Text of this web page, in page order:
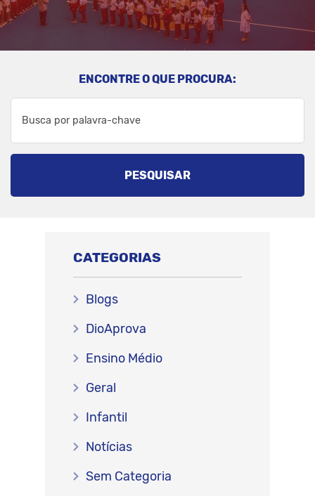
ENCONTRE O QUE PROCURA:
PESQUISAR
CATEGORIAS
Blogs
DioAprova
Ensino Médio
Geral
Infantil
Notícias
Sem Categoria